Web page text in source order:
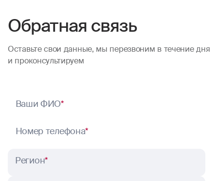
Обратная связь
Оставьте свои данные, мы перезвоним в течение дня
и проконсультируем
Ваши ФИО*
Номер телефона*
Регион*